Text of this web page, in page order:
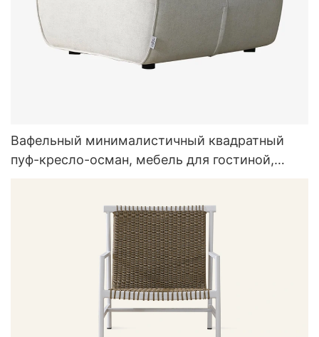
Вафельный минималистичный квадратный
пуф-кресло-осман, мебель для гостиной,